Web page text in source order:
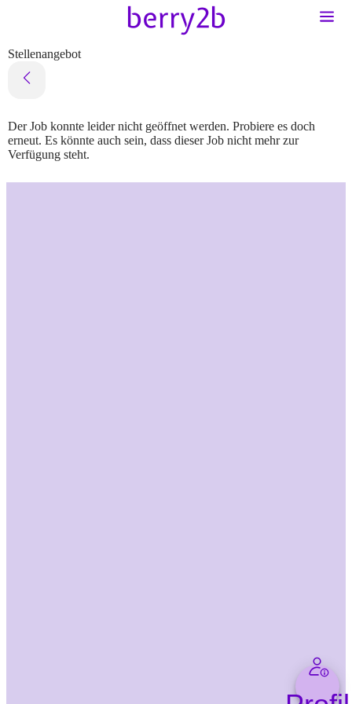
Stellenangebot
Der Job konnte leider nicht geöffnet werden. Probiere es doch
erneut. Es könnte auch sein, dass dieser Job nicht mehr zur
Verfügung steht.